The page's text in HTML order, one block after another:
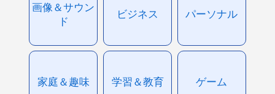
画像＆サウン
ド
ビジネス パーソナル
家庭＆趣味 学習＆教育 ゲーム